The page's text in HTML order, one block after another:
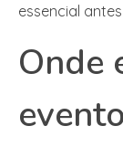
essencial
Onde